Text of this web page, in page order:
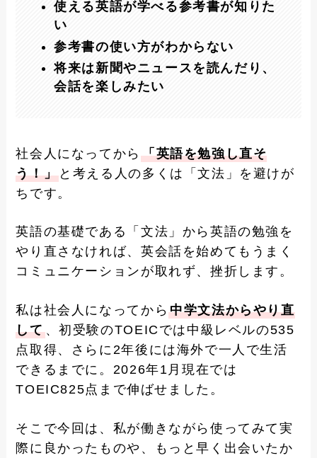
使える英語が学べる参考書が知りた
い
参考書の使い方がわからない
将来は新聞やニュースを読んだり、
会話を楽しみたい
社会人になってから 「英語を勉強し直そ
う！」 と考える人の多くは「文法」を避けが
ちです。
英語の基礎である「文法」から英語の勉強を
やり直さなければ、英会話を始めてもうまく
コミュニケーションが取れず、挫折します。
私は社会人になってから中学文法からやり直
して、初受験のTOEICでは中級レベルの535
点取得、さらに2年後には海外で一人で生活
できるまでに。2026年1月現在では
TOEIC825点まで伸ばせました。
そこで今回は、私が働きながら使ってみて実
際に良かったものや、もっと早く出会いたか